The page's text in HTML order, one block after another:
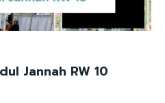
Jannah RW 10